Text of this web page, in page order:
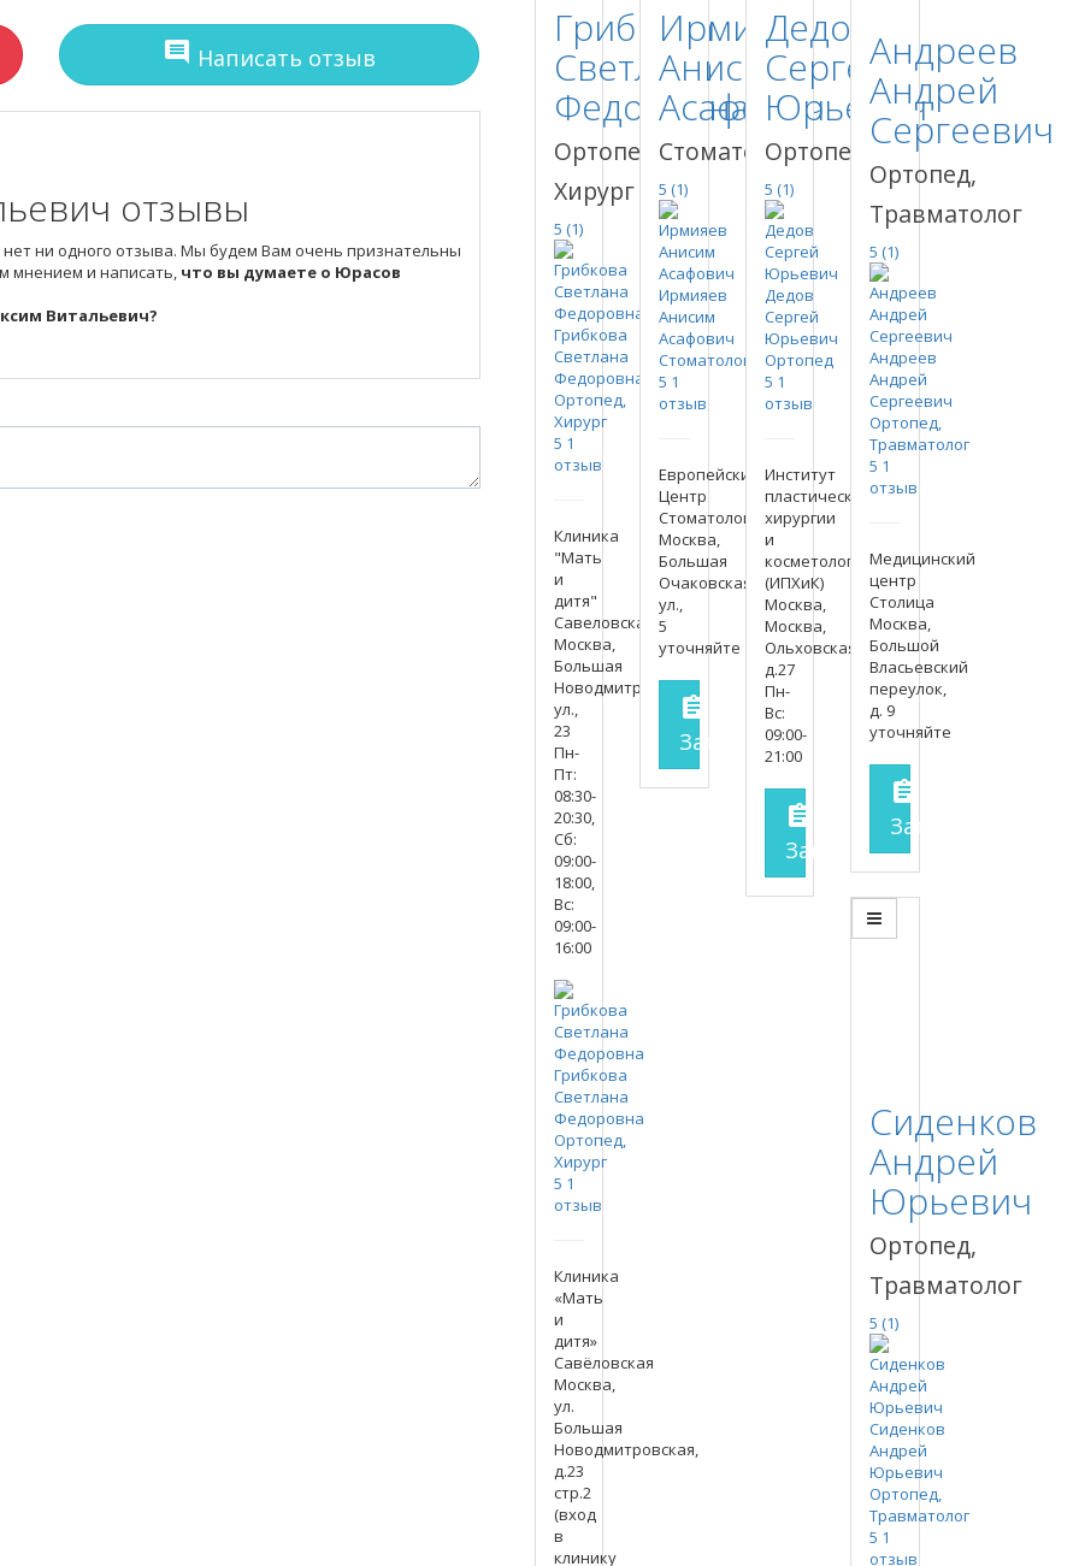
comment Написать отзыв
отзывы
ни одного отзыва. Мы будем Вам очень признательны
мнением и написать, что вы думаете о Юрасов
Витальевич?
Грибкова
Светлана
Федоровна
Ортопед,
Хирург
5 (1)
Грибкова
Светлана
Федоровна
Ортопед,
Хирург
5 1
отзыв
Клиника
"Мать
и
дитя"
Савеловская
Москва,
Большая
Новодмитровская
ул.,
23
Пн-
Пт:
08:30-
20:30,
Сб:
09:00-
18:00,
Вс:
09:00-
16:00
Грибкова
Светлана
Федоровна
Ортопед,
Хирург
5 1
отзыв
Клиника
«Мать
и
дитя»
Савёловская
Москва,
ул.
Большая
Новодмитровская,
д.23
стр.2
(вход
в
клинику
Ирмияев
Анисим
Асафович
Стоматолог
5 (1)
Ирмияев
Анисим
Асафович
Стоматолог
5 1
отзыв
Европейский
Центр
Стоматологии
Москва,
Большая
Очаковская
ул.,
5
уточняйте
assignment
Запись на прием заполнить форму
Дедов
Сергей
Юрьевич
Ортопед
5 (1)
Дедов
Сергей
Юрьевич
Ортопед
5 1
отзыв
Институт
пластической
хирургии
и
косметологии
(ИПХиК)
Москва,
Москва,
Ольховская
д.27
Пн-
Вс:
09:00-
21:00
assignment
Запись на прием
Андреев
Андрей
Сергеевич
Ортопед,
Травматолог
5 (1)
Андреев
Андрей
Сергеевич
Ортопед,
Травматолог
5 1
отзыв
Медицинский
центр
Столица
Москва,
Большой
Власьевский
переулок,
д. 9
уточняйте
assignment
Запись на прием
Сиденков
Андрей
Юрьевич
Ортопед,
Травматолог
5 (1)
Сиденков
Андрей
Юрьевич
Ортопед,
Травматолог
5 1
отзыв